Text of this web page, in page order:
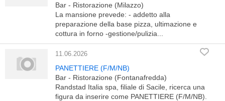
Bar - Ristorazione (Milazzo)
La mansione prevede: - addetto alla
preparazione della base pizza, ultimazione e
cottura in forno -gestione/pulizia...
11.06.2026
PANETTIERE (F/M/NB)
Bar - Ristorazione (Fontanafredda)
Randstad Italia spa, filiale di Sacile, ricerca una
figura da inserire come PANETTIERE (F/M/NB).